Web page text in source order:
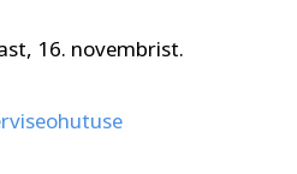
16. novembrist.